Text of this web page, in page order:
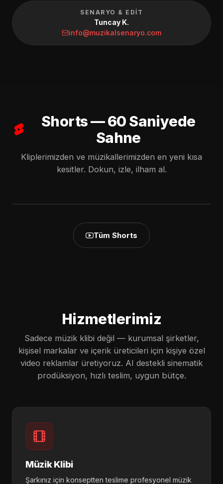
SENARYO & EDIT
Tuncay K.
info@muzikalsenaryo.com
Shorts — 60 Saniyede
Sahne
Kliplerimizden ve müzikallerimizden en yeni kısa
kesitler. Dokun, izle, ilham al.
Dönme Artık Geri
Du Bist Gegangen
💔 | Duygusal
Tüm Shorts
Hizmetlerimiz
Sadece müzik klibi değil — kurumsal şirketler,
kişisel markalar ve içerik üreticileri için kişiye özel
video reklamlar üretiyoruz. AI destekli sinematik
prodüksiyon, hızlı teslim, uygun bütçe.
Müzik Klibi
Şarkınız için konseptten teslime profesyonel müzik